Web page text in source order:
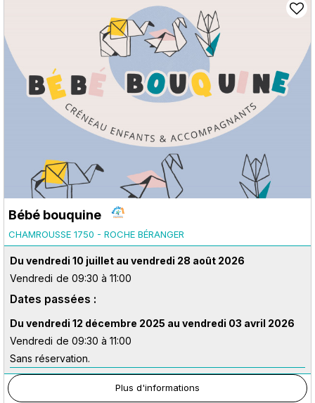
Bébé bouquine
CHAMROUSSE 1750 - ROCHE BÉRANGER
Du vendredi 10 juillet au vendredi 28 août 2026
Vendredi de 09:30 à 11:00
Dates passées :
Du vendredi 12 décembre 2025 au vendredi 03 avril 2026
Vendredi de 09:30 à 11:00
Sans réservation.
Plus d'informations